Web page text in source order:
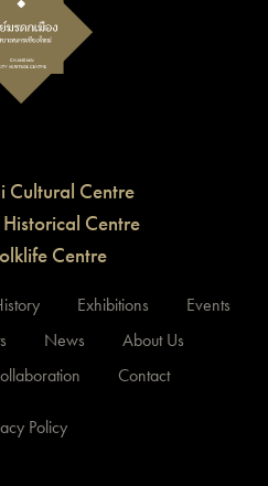
Cultural Centre
Centre
Centre
Exhibitions
Events
News
About Us
Contact
Policy